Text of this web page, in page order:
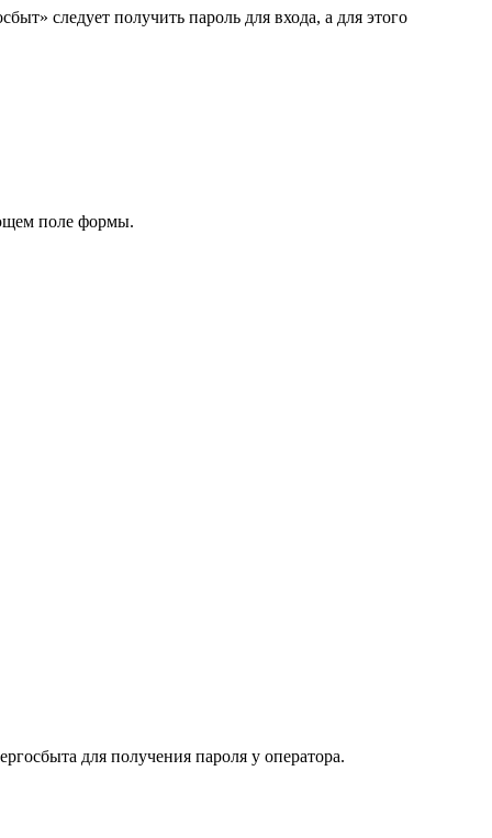
следует получить пароль для входа, а для этого
поле формы.
для получения пароля у оператора.